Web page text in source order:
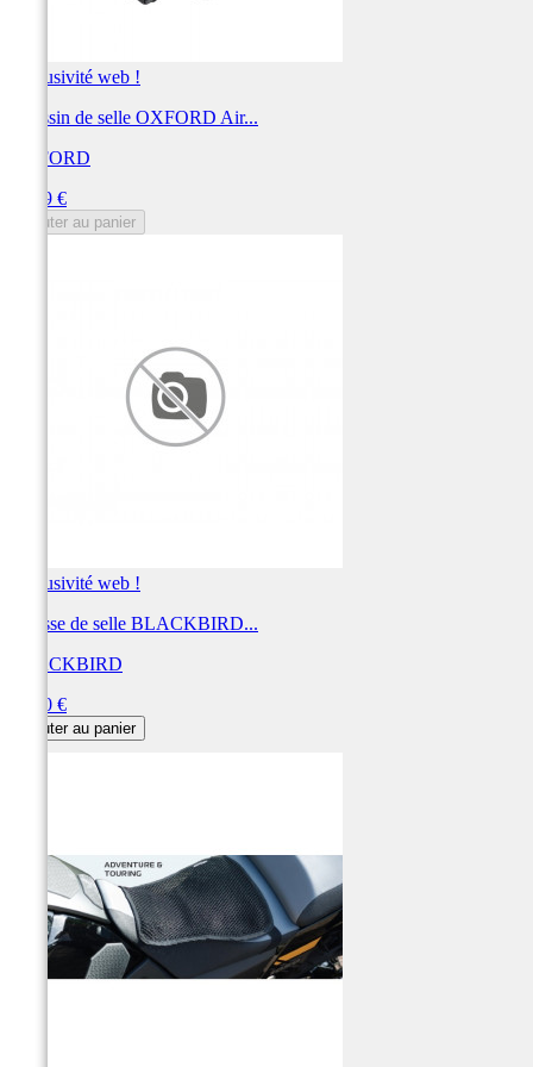
Exclusivité web !
Coussin de selle OXFORD Air...
OXFORD
77,99 €
Ajouter au panier
Exclusivité web !
Housse de selle BLACKBIRD...
BLACKBIRD
54,60 €
Ajouter au panier